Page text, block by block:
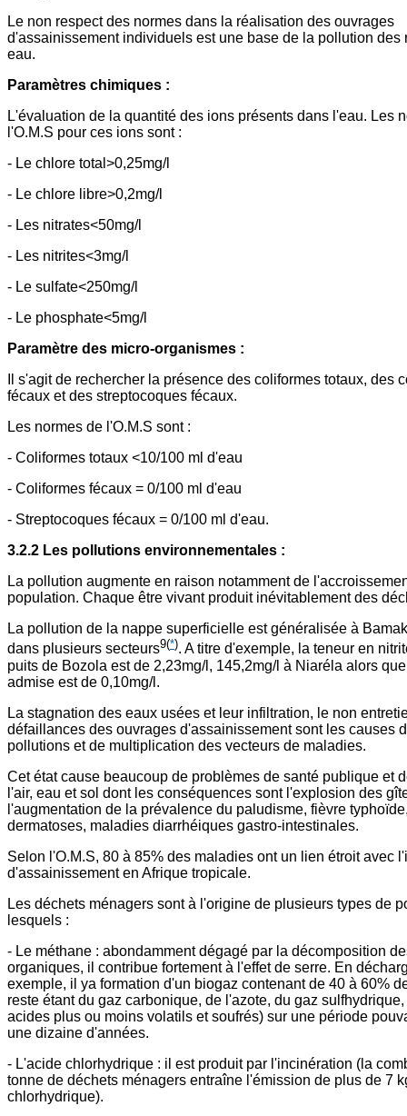
Le non respect des normes dans la réalisation des ouvrages
d'assainissement individuels est une base de la pollution des
eau.
Paramètres chimiques :
L'évaluation de la quantité des ions présents dans l'eau. Les
l'O.M.S pour ces ions sont :
- Le chlore total>0,25mg/l
- Le chlore libre>0,2mg/l
- Les nitrates<50mg/l
- Les nitrites<3mg/l
- Le sulfate<250mg/l
- Le phosphate<5mg/l
Paramètre des micro-organismes :
Il s'agit de rechercher la présence des coliformes totaux, des
fécaux et des streptocoques fécaux.
Les normes de l'O.M.S sont :
- Coliformes totaux <10/100 ml d'eau
- Coliformes fécaux = 0/100 ml d'eau
- Streptocoques fécaux = 0/100 ml d'eau.
3.2.2 Les pollutions environnementales :
La pollution augmente en raison notamment de
population. Chaque être vivant produit inévitablement des
La pollution de la nappe superficielle est généralisée à
dans plusieurs secteurs9(*). A titre d'exemple, la teneur en
puits de Bozola est de 2,23mg/l, 145,2mg/l à Niaréla alors
admise est de 0,10mg/l.
La stagnation des eaux usées et leur infiltration, le non
défaillances des ouvrages d'assainissement sont les causes
pollutions et de multiplication des vecteurs de maladies.
Cet état cause beaucoup de problèmes de santé publique et
l'air, eau et sol dont les conséquences sont l'explosion des
l'augmentation de la prévalence du paludisme, fièvre
dermatoses, maladies diarrhéiques gastro-intestinales.
Selon l'O.M.S, 80 à 85% des maladies ont un lien étroit avec
d'assainissement en Afrique tropicale.
Les déchets ménagers sont à l'origine de plusieurs types de
lesquels :
- Le méthane : abondamment dégagé par la décomposition
organiques, il contribue fortement à l'effet de serre. En
exemple, il ya formation d'un biogaz contenant de 40 à 60%
reste étant du gaz carbonique, de l'azote, du gaz
acides plus ou moins volatils et soufrés) sur une période
une dizaine d'années.
- L'acide chlorhydrique : il est produit par l'incinération (la
tonne de déchets ménagers entraîne l'émission de plus de 7
chlorhydrique).